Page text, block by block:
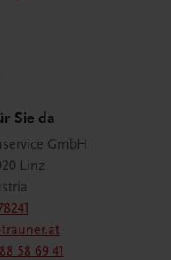
Sie da
GmbH
Linz
58 69 41